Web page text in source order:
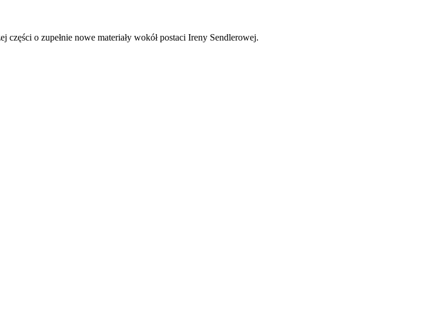
części o zupełnie nowe materiały wokół postaci Ireny Sendlerowej.